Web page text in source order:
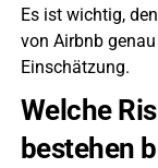
Es ist wichtig,
von Airbnb
Einschätzung.
Welche
bestehen